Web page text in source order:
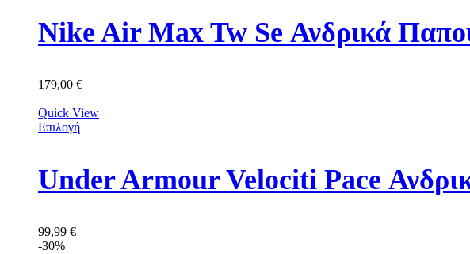
Nike Air Max Tw Se Ανδρικά
179,00 €
Quick View
Επιλογή
Under Armour Velociti Pace
99,99 €
-30%